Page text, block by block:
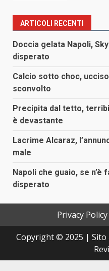
ARTICOLI RECENTI
Doccia gelata Napoli,
disperato
Calcio sotto choc,
sconvolto
Precipita dal tetto,
è devastante
Lacrime Alcaraz,
male
Napoli che guaio, se
disperato
Privacy Policy
Copyright © 2025 |